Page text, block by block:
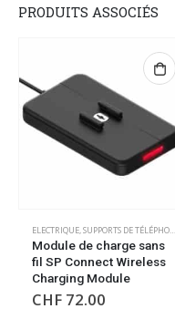
PRODUITS ASSOCIÉS
ELECTRIQUE,SUPPORTS DE TÉLÉPHONE/GPS
Module de charge sans
fil SP Connect Wireless
Charging Module
CHF 72.00